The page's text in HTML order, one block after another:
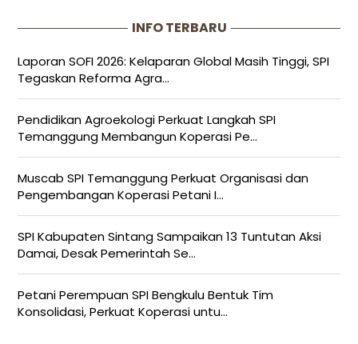
INFO TERBARU
Laporan SOFI 2026: Kelaparan Global Masih Tinggi, SPI
Tegaskan Reforma Agra...
Pendidikan Agroekologi Perkuat Langkah SPI
Temanggung Membangun Koperasi Pe...
Muscab SPI Temanggung Perkuat Organisasi dan
Pengembangan Koperasi Petani I...
SPI Kabupaten Sintang Sampaikan 13 Tuntutan Aksi
Damai, Desak Pemerintah Se...
Petani Perempuan SPI Bengkulu Bentuk Tim
Konsolidasi, Perkuat Koperasi untu...